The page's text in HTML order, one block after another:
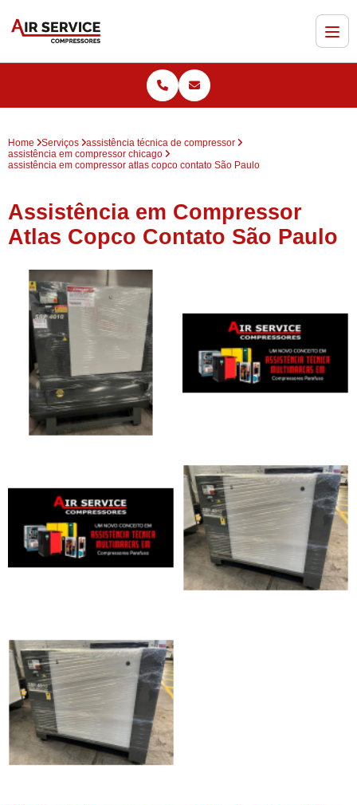
Home Serviços
assistência técnica de compressor
assistência em compressor chicago
assistência em compressor atlas copco contato São Paulo
Assistência em Compressor
Atlas Copco Contato São Paulo